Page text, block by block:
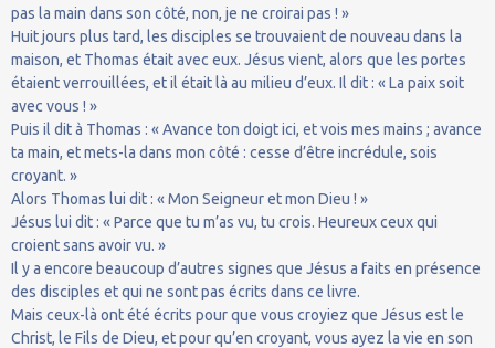
pas la main dans son côté, non, je ne croirai pas ! »
Huit jours plus tard, les disciples se trouvaient de nouveau dans la
maison, et Thomas était avec eux. Jésus vient, alors que les portes
étaient verrouillées, et il était là au milieu d’eux. Il dit : « La paix soit
avec vous ! »
Puis il dit à Thomas : « Avance ton doigt ici, et vois mes mains ; avance
ta main, et mets-la dans mon côté : cesse d’être incrédule, sois
croyant. »
Alors Thomas lui dit : « Mon Seigneur et mon Dieu ! »
Jésus lui dit : « Parce que tu m’as vu, tu crois. Heureux ceux qui
croient sans avoir vu. »
Il y a encore beaucoup d’autres signes que Jésus a faits en présence
des disciples et qui ne sont pas écrits dans ce livre.
Mais ceux-là ont été écrits pour que vous croyiez que Jésus est le
Christ, le Fils de Dieu, et pour qu’en croyant, vous ayez la vie en son